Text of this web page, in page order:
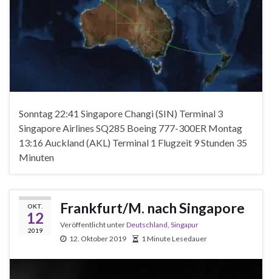
Sonntag 22:41 Singapore Changi (SIN) Terminal 3
Singapore Airlines SQ285 Boeing 777-300ER Montag
13:16 Auckland (AKL) Terminal 1 Flugzeit 9 Stunden 35
Minuten
OKT.
12
2019
Frankfurt/M. nach Singapore
Veröffentlicht unterDeutschland, Singapur
12. Oktober 2019
1 Minute Lesedauer